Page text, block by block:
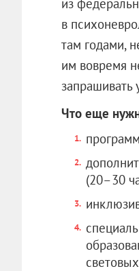
в
там годами,
им вовремя
Что еще
(20–30